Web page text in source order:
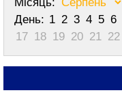
День: 1 2 3 4 5 6
17 18 19 20 21 22